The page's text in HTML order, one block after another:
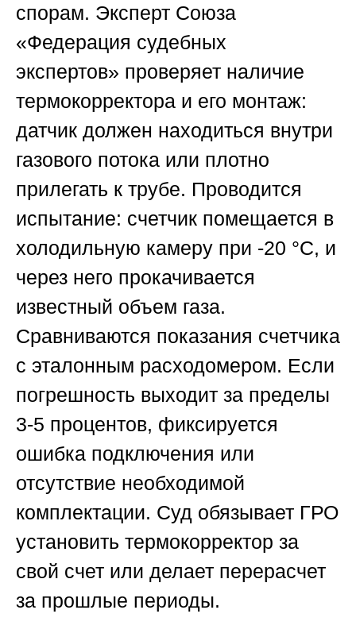
спорам. Эксперт Союза
«Федерация судебных
экспертов» проверяет наличие
термокорректора и его монтаж:
датчик должен находиться внутри
газового потока или плотно
прилегать к трубе. Проводится
испытание: счетчик помещается в
холодильную камеру при -20 °C, и
через него прокачивается
известный объем газа.
Сравниваются показания счетчика
с эталонным расходомером. Если
погрешность выходит за пределы
3-5 процентов, фиксируется
ошибка подключения или
отсутствие необходимой
комплектации. Суд обязывает ГРО
установить термокорректор за
свой счет или делает перерасчет
за прошлые периоды.